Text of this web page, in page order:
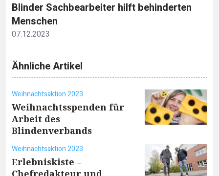
Blinder Sachbearbeiter hilft behinderten
Menschen
07.12.2023
Ähnliche Artikel
Weihnachtsaktion 2023
Weihnachtsspenden für
Arbeit des
Blindenverbands
Weihnachtsaktion 2023
Erlebniskiste –
Chefredakteur und